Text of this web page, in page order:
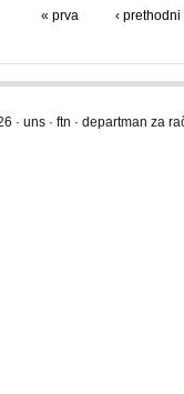
« prva ‹ prethodni
· uns · ftn · departman za